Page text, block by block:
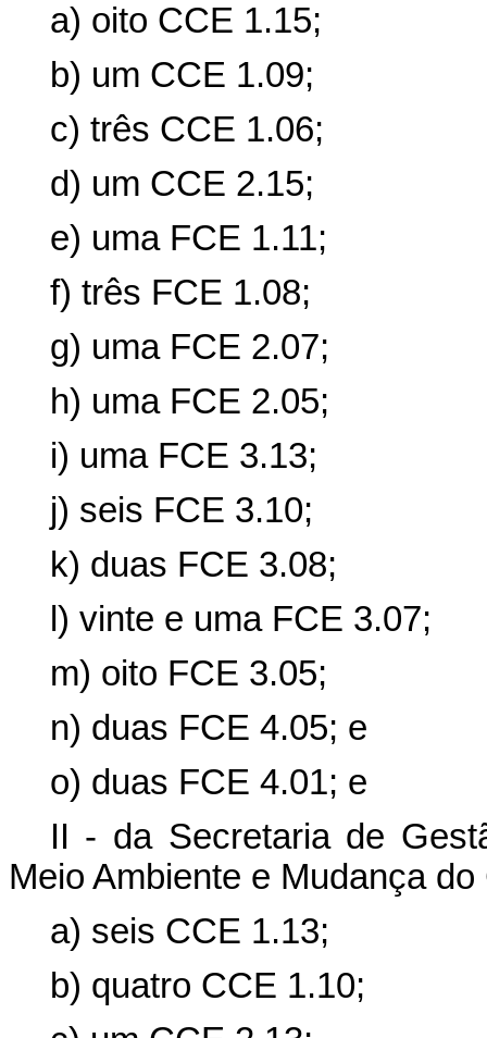
a) oito CCE 1.15;
b) um CCE 1.09;
c) três CCE 1.06;
d) um CCE 2.15;
e) uma FCE 1.11;
f) três FCE 1.08;
g) uma FCE 2.07;
h) uma FCE 2.05;
i) uma FCE 3.13;
j) seis FCE 3.10;
k) duas FCE 3.08;
l) vinte e uma FCE 3.07;
m) oito FCE 3.05;
n) duas FCE 4.05; e
o) duas FCE 4.01; e
II - da Secretaria de
Meio Ambiente e Mudança do
a) seis CCE 1.13;
b) quatro CCE 1.10;